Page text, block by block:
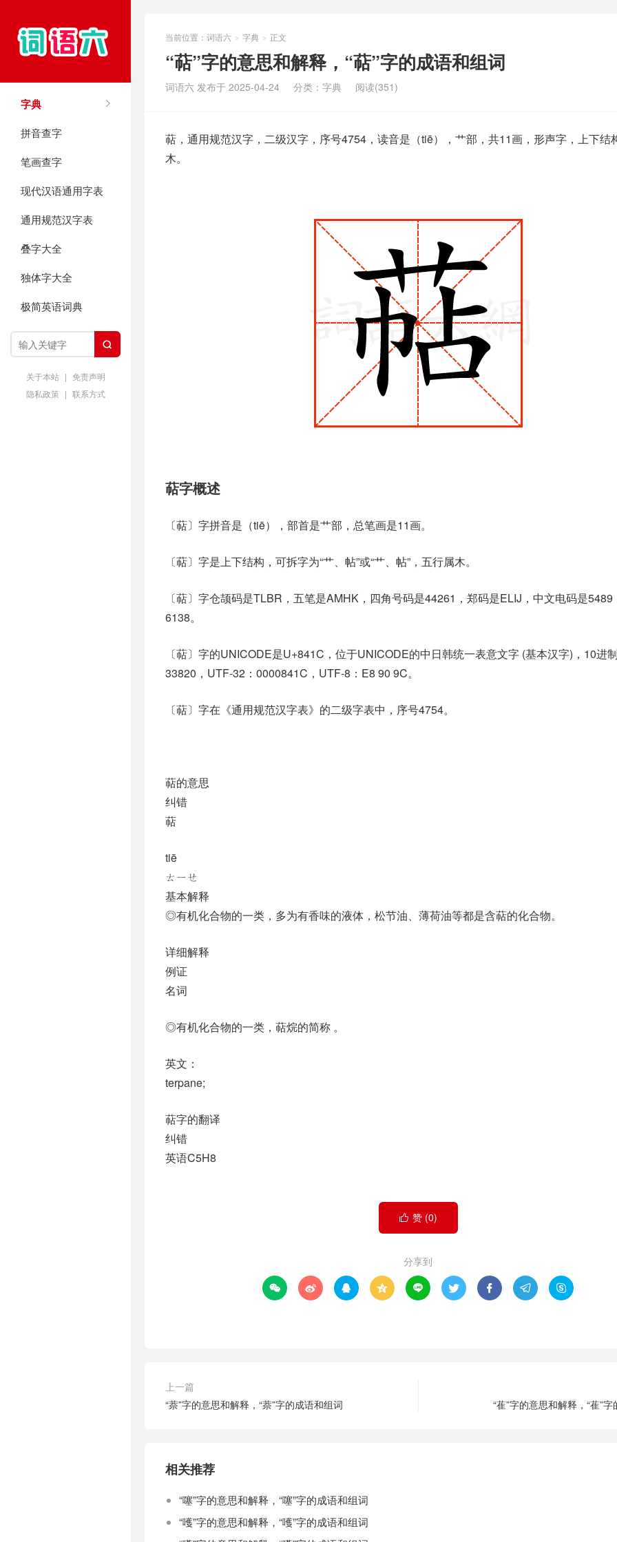
字典
拼音查字
笔画查字
现代汉语通用字表
通用规范汉字表
叠字大全
独体字大全
极简英语词典

关于本站 | 免责声明
隐私政策 | 联系方式
当前位置： 词语六 > 字典 > 正文
“萜”字的意思和解释，“萜”字的成语和组词
词语六 发布于 2025-04-24 分类： 字典 阅读(351)
萜，通用规范汉字，二级汉字，序号4754，读音是（tiē），艹部，共11画，形声字，上下结
木。
萜字概述
〔萜〕字拼音是（tiē），部首是艹部，总笔画是11画。
〔萜〕字是上下结构，可拆字为“艹、帖”或“⺾、帖”，五行属木。
〔萜〕字仓颉码是TLBR，五笔是AMHK，四角号码是44261，郑码是ELIJ，中文电码是
6138。
〔萜〕字的UNICODE是U+841C，位于UNICODE的中日韩统一表意文字 (基本汉字)，10进
33820，UTF-32：0000841C，UTF-8：E8 90 9C。
〔萜〕字在《通用规范汉字表》的二级字表中，序号4754。
萜的意思
纠错
萜
tiē
ㄊㄧㄝ
基本解释
◎有机化合物的一类，多为有香味的液体，松节油、薄荷油等都是含萜的化合物。
详细解释
例证
名词
◎有机化合物的一类，萜烷的简称 。
英文：
terpane;
萜字的翻译
纠错
英语C5H8
 赞 (0)
分享到
        
上一篇
“萘”字的意思和解释，“萘”字的成语和组词
“萑”字的意思和解释，“萑”
相关推荐
“噻”字的意思和解释，“噻”字的成语和组词
“嚄”字的意思和解释，“嚄”字的成语和组词